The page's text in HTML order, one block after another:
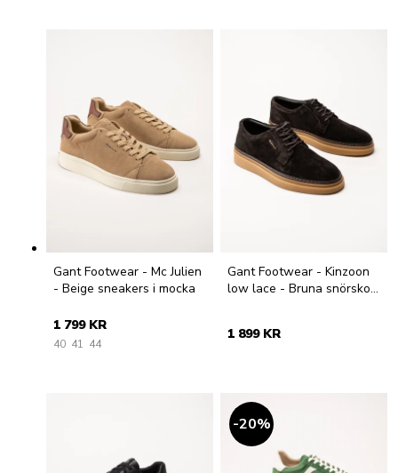
Gant Footwear - Mc Julien
- Beige sneakers i mocka
1 799 KR
40 41 44
Gant Footwear - Kinzoon
low lace - Bruna snörskor
1 899 KR
20%